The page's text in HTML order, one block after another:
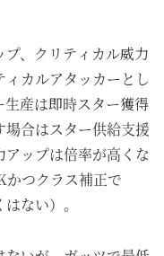
、クリティカル威力
カルアタッカーとし
産は即時スター獲得
合はスター供給支援
ップは倍率が高くな
かつクラス補正で
ない）。